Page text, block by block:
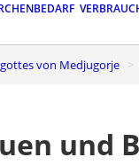
von Medjugorje
und